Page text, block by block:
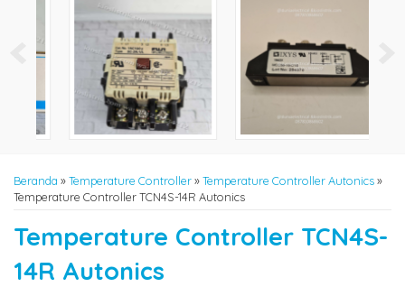
Beranda »Temperature Controller»Temperature Controller Autonics»
Temperature Controller TCN4S-14R Autonics
Temperature Controller TCN4S-
14R Autonics